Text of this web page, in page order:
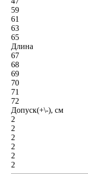
59
61
63
65
Длина
67
68
69
70
71
72
Допуск(+\-), см
2
2
2
2
2
2